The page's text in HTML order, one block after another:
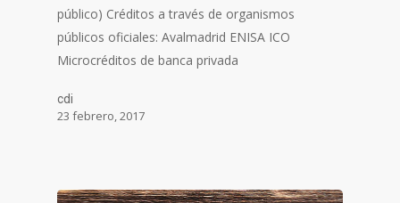
público) Créditos a través de organismos
públicos oficiales: Avalmadrid ENISA ICO
Microcréditos de banca privada
cdi
23 febrero, 2017